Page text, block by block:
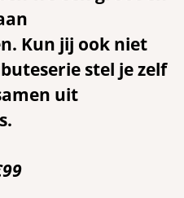
Kun jij ook niet
stel je zelf
uit